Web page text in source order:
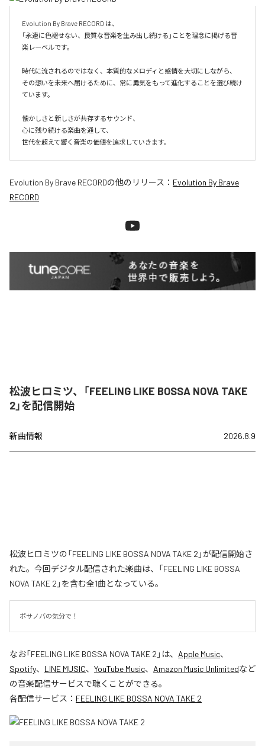
Evolution By Brave RECORD は、
「永遠に色褪せない、良質な音楽を生み出し続ける」ことを理念に掲げる音
楽レーベルです。
時代に流されるのではなく、本質的なメロディと感情を大切にしながら、
その想いを未来へ届けるために、常に勇気をもって進化することを選び続け
ています。
懐かしさと新しさが共存するサウンド、
心に残り続ける楽曲を通して、
世代を超えて響く音楽の価値を追求していきます。
Evolution By Brave RECORDの他のリリース： Evolution By Brave
RECORD
松波ヒロミツ、「FEELING LIKE BOSSA NOVA TAKE
2」を配信開始
新曲情報 2026.8.9
松波ヒロミツの「FEELING LIKE BOSSA NOVA TAKE 2」が配信開始さ
れた。今回デジタル配信された楽曲は、「FEELING LIKE BOSSA
NOVA TAKE 2」を含む全1曲となっている。
ボサノバの気分で！
なお「FEELING LIKE BOSSA NOVA TAKE 2 」は、 Apple Music、
Spotify、 LINE MUSIC、 YouTube Music、 Amazon Music Unlimitedなど
の音楽配信サービスで聴くことができる。
各配信サービス： FEELING LIKE BOSSA NOVA TAKE 2